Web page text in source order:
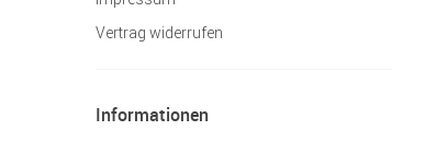
Vertrag widerrufen
Informationen